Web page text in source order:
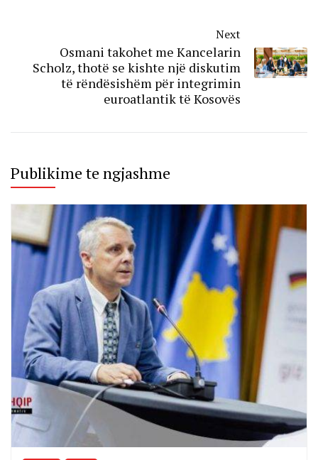
Next
Osmani takohet me Kancelarin
Scholz, thotë se kishte një diskutim
të rëndësishëm për integrimin
euroatlantik të Kosovës
Publikime te ngjashme